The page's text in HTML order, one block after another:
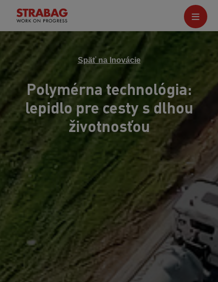
Späť na Inovácie
Polymérna technológia:
lepidlo pre cesty s dlhou
životnosťou